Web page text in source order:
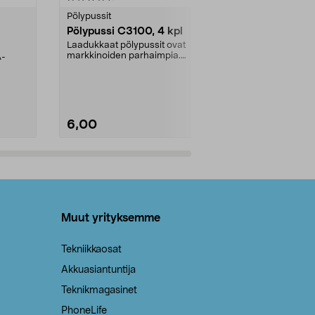
Pölypussit
Pölypussi C3100, 4 kpl
Laadukkaat pölypussit ovat
markkinoiden parhaimpia.
6,00
Muut yrityksemme
Tekniikkaosat
Akkuasiantuntija
Teknikmagasinet
PhoneLife